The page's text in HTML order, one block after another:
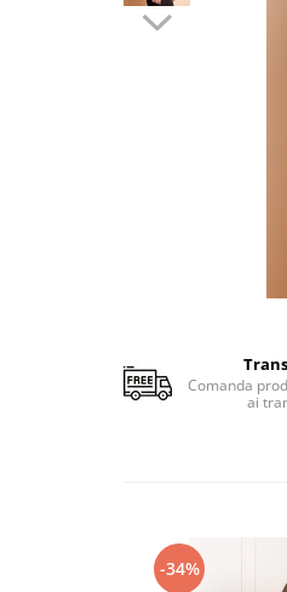
Comanda
ai
-34%